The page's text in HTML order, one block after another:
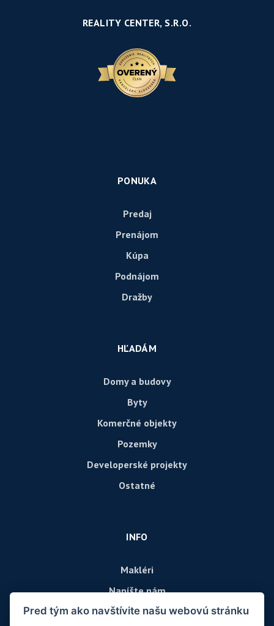
REALITY CENTER, S.R.O.
PONUKA
Predaj
Prenájom
Kúpa
Podnájom
Dražby
HĽADÁM
Domy a budovy
Byty
Komerčné objekty
Pozemky
Developerské projekty
Ostatné
INFO
Makléri
Napíšte nám
Kontakt
Pred tým ako navštívite našu webovú stránku